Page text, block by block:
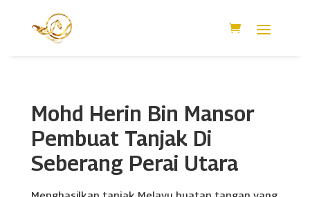
Mohd Herin Bin Mansor
Pembuat Tanjak Di
Seberang Perai Utara